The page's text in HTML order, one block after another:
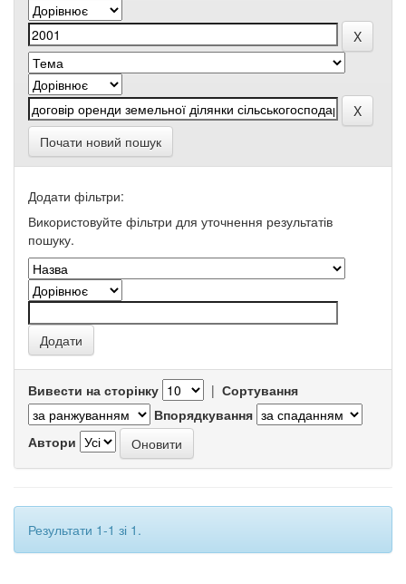
Почати новий пошук
Додати фільтри:
Використовуйте фільтри для уточнення результатів
пошуку.
Вивести на сторінку | Сортування
Впорядкування
Автори
Результати 1-1 зі 1.